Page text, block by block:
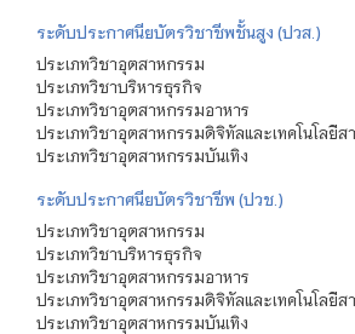
ระดับประกาศนียบัตรวิชาชีพชั้นสูง (ปวส.)
ประเภทวิชาอุตสาหกรรม
ประเภทวิชาบริหารธุรกิจ
ประเภทวิชาอุตสาหกรรมอาหาร
ประเภทวิชาอุตสาหกรรมดิจิทัลและเทคโนโลยีส
ประเภทวิชาอุตสาหกรรมบันเทิง
ระดับประกาศนียบัตรวิชาชีพ (ปวช.)
ประเภทวิชาอุตสาหกรรม
ประเภทวิชาบริหารธุรกิจ
ประเภทวิชาอุตสาหกรรมอาหาร
ประเภทวิชาอุตสาหกรรมดิจิทัลและเทคโนโลยีส
ประเภทวิชาอุตสาหกรรมบันเทิง